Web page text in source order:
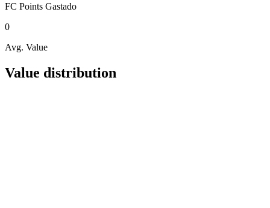
FC Points Gastado
0
Avg. Value
Value distribution